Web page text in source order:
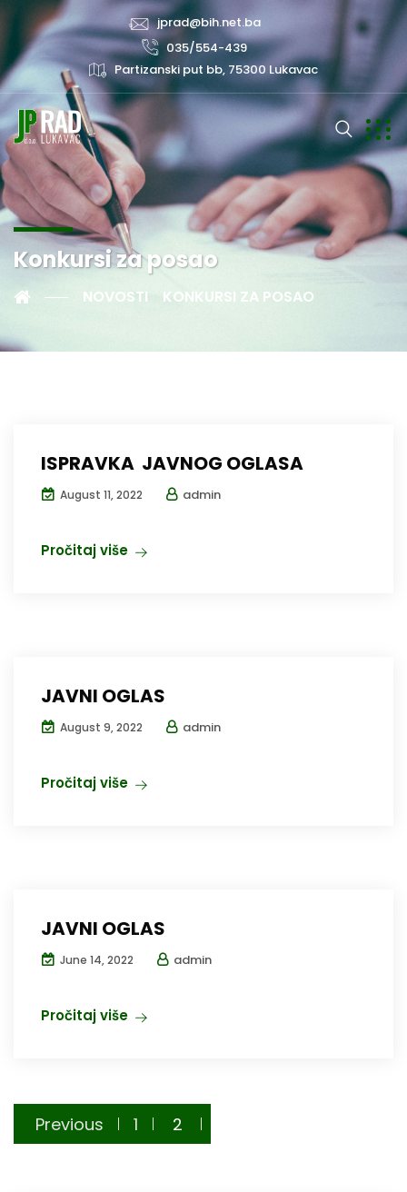
jprad@bih.net.ba
035/554-439
Partizanski put bb, 75300 Lukavac
Konkursi za posao
NOVOSTI KONKURSI ZA POSAO
ISPRAVKA JAVNOG OGLASA
August 11, 2022 admin
Pročitaj više
JAVNI OGLAS
August 9, 2022 admin
Pročitaj više
JAVNI OGLAS
June 14, 2022 admin
Pročitaj više
Posts
Previous 1 2